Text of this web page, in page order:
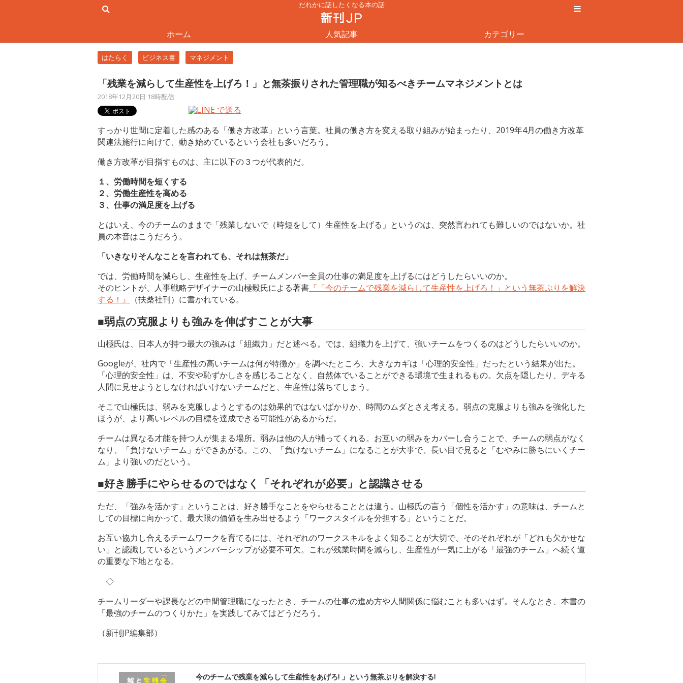
だれかに話したくなる本の話
ホーム 人気記事 カテゴリー
はたらく ビジネス書 マネジメント
「残業を減らして生産性を上げろ！」と無茶振りされた管理職が知るべきチームマネジメントとは
2018年12月20日 18時配信
すっかり世間に定着した感のある「働き方改革」という言葉。社員の働き方を変える取り組みが始まったり、2019年4月の働き方改革
関連法施行に向けて、動き始めているという会社も多いだろう。
働き方改革が目指すものは、主に以下の３つが代表的だ。
１、労働時間を短くする
２、労働生産性を高める
３、仕事の満足度を上げる
とはいえ、今のチームのままで「残業しないで（時短をして）生産性を上げる」というのは、突然言われても難しいのではないか。社
員の本音はこうだろう。
「いきなりそんなことを言われても、それは無茶だ」
では、労働時間を減らし、生産性を上げ、チームメンバー全員の仕事の満足度を上げるにはどうしたらいいのか。
そのヒントが、人事戦略デザイナーの山極毅氏による著書 『「今のチームで残業を減らして生産性を上げろ！」という無茶ぶりを解決
する！』
（扶桑社刊）に書かれている。
■弱点の克服よりも強みを伸ばすことが大事
山極氏は、日本人が持つ最大の強みは「組織力」だと述べる。では、組織力を上げて、強いチームをつくるのはどうしたらいいのか。
Googleが、社内で「生産性の高いチームは何が特徴か」を調べたところ、大きなカギは「心理的安全性」だったという結果が出た。
「心理的安全性」は、不安や恥ずかしさを感じることなく、自然体でいることができる環境で生まれるもの。欠点を隠したり、デキる
人間に見せようとしなければいけないチームだと、生産性は落ちてしまう。
そこで山極氏は、弱みを克服しようとするのは効果的ではないばかりか、時間のムダとさえ考える。弱点の克服よりも強みを強化した
ほうが、より高いレベルの目標を達成できる可能性があるからだ。
チームは異なる才能を持つ人が集まる場所。弱みは他の人が補ってくれる。お互いの弱みをカバーし合うことで、チームの弱点がなく
なり、「負けないチーム」ができあがる。この、「負けないチーム」になることが大事で、長い目で見ると「むやみに勝ちにいくチー
ム」より強いのだという。
■好き勝手にやらせるのではなく「それぞれが必要」と認識させる
ただ、「強みを活かす」ということは、好き勝手なことをやらせることとは違う。山極氏の言う「個性を活かす」の意味は、チームと
しての目標に向かって、最大限の価値を生み出せるよう「ワークスタイルを分担する」ということだ。
お互い協力し合えるチームワークを育てるには、それぞれのワークスキルをよく知ることが大切で、そのそれぞれが「どれも欠かせな
い」と認識しているというメンバーシップが必要不可欠。これが残業時間を減らし、生産性が一気に上がる「最強のチーム」へ続く道
の重要な下地となる。
◇
チームリーダーや課長などの中間管理職になったとき、チームの仕事の進め方や人間関係に悩むことも多いはず。そんなとき、本書の
「最強のチームのつくりかた」を実践してみてはどうだろう。
（新刊JP編集部）
今のチームで残業を減らして生産性をあげろ! 」という無茶ぶりを解決する!